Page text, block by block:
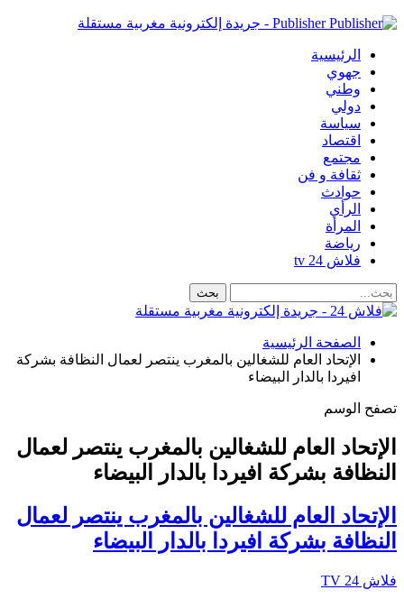
Publisher - جريدة إلكترونية مغربية مستقلة
الرئيسية
جهوي
وطني
دولي
سياسة
اقتصاد
مجتمع
ثقافة و فن
حوادث
الرأي
المرأة
رياضة
فلاش 24 tv
الصفحة الرئيسية
الإتحاد العام للشغالين بالمغرب ينتصر لعمال النظافة بشركة
افيردا بالدار البيضاء
تصفح الوسم
الإتحاد العام للشغالين بالمغرب ينتصر لعمال
النظافة بشركة افيردا بالدار البيضاء
الإتحاد العام للشغالين بالمغرب ينتصر لعمال
النظافة بشركة افيردا بالدار البيضاء
فلاش 24 TV